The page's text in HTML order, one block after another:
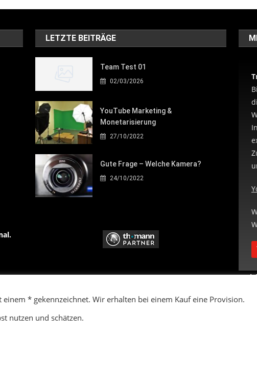
LETZTE BEITRÄGE
Team Test 01
02/03/2026
YouTube Marketing &
Monetarisierung
27/10/2022
Gute Frage – Welche Kamera?
24/10/2022
* gekennzeichnet. Wir erhalten bei einem Kauf eine Provision.
nutzen und schätzen.